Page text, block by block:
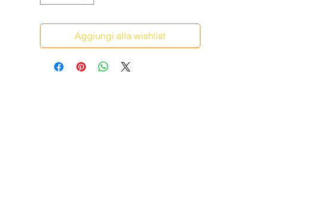
Aggiungi alla wishlist